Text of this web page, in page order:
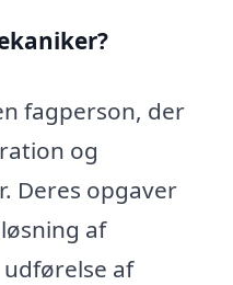
fagperson, der
og
Deres opgaver
af
af